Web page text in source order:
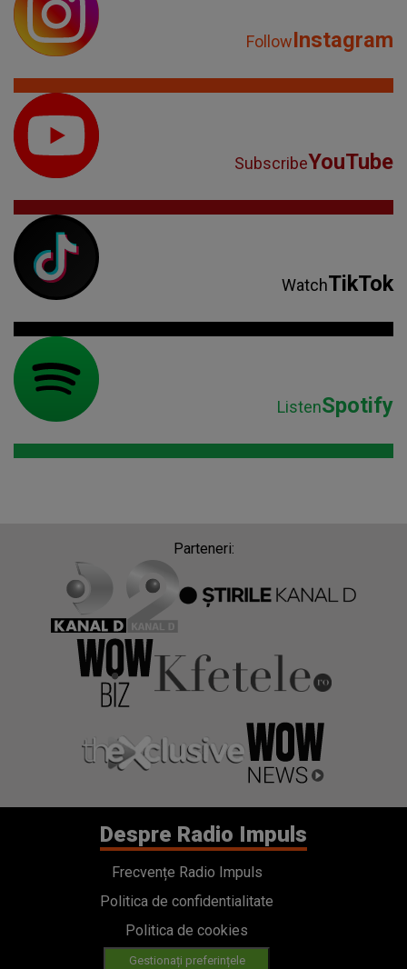
FollowInstagram
SubscribeYouTube
WatchTikTok
ListenSpotify
Parteneri:
Despre Radio Impuls
Frecvențe Radio Impuls
Politica de confidentialitate
Politica de cookies
Gestionați preferințele